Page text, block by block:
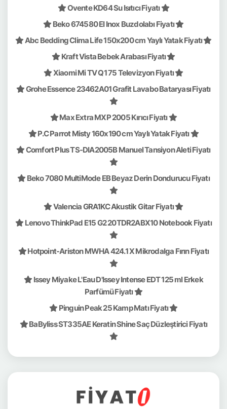
Ovente KD64 Su Isıtıcı Fiyatı
Beko 674580 EI Inox Buzdolabı Fiyatı
Abc Bedding Clima Life 150x200 cm Yaylı Yatak Fiyatı
Kraft Vista Bebek Arabası Fiyatı
Xiaomi Mi TV Q1 75 Televizyon Fiyatı
Grohe Essence 23462A01 Grafit Lavabo Bataryası Fiyatı
Max Extra MXP 2005 Kırıcı Fiyatı
P.C Parrot Misty 160x190 cm Yaylı Yatak Fiyatı
Comfort Plus TS-DIA2005B Manuel Tansiyon Aleti Fiyatı
Beko 7080 MultiMode EB Beyaz Derin Dondurucu Fiyatı
Valencia GRA1KC Akustik Gitar Fiyatı
Lenovo ThinkPad E15 G2 20TDR2ABX10 Notebook Fiyatı
Hotpoint-Ariston MWHA 424.1 X Mikrodalga Fırın Fiyatı
Issey Miyake L'Eau D'Issey Intense EDT 125 ml Erkek
Parfümü Fiyatı
Pinguin Peak 25 Kamp Matı Fiyatı
BaByliss ST335AE Keratin Shine Saç Düzleştirici Fiyatı